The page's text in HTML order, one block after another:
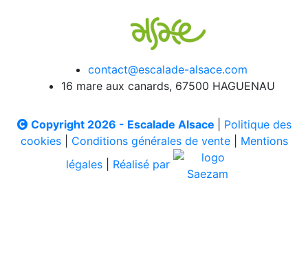
contact@escalade-alsace.com
16 mare aux canards, 67500 HAGUENAU
Copyright 2026 - Escalade Alsace
Politique des
cookies| Conditions générales de vente| Mentions
légales
Réalisé par